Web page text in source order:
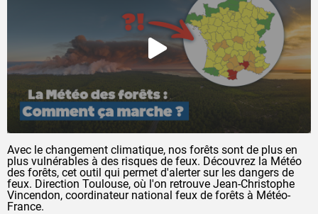
Avec le changement climatique, nos forêts sont de plus en
plus vulnérables à des risques de feux. Découvrez la Météo
des forêts, cet outil qui permet d'alerter sur les dangers de
feux. Direction Toulouse, où l'on retrouve Jean-Christophe
Vincendon, coordinateur national feux de forêts à Météo-
France.